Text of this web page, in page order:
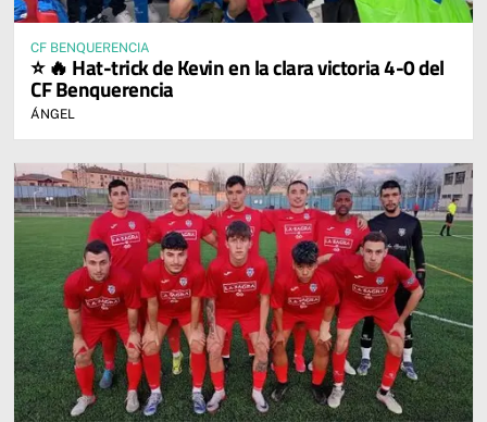
CF BENQUERENCIA
⭐ 🔥 Hat-trick de Kevin en la clara victoria 4-0 del
CF Benquerencia
ÁNGEL